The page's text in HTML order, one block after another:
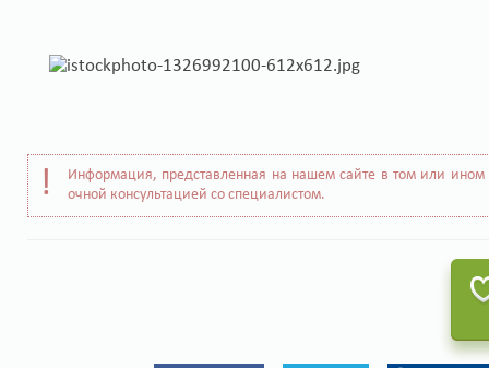
Информация, представленная на нашем сайте в том или
очной консультацией со специалистом.